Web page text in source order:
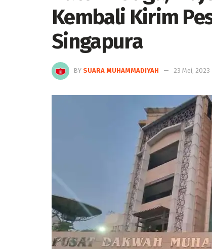
Kembali Kirim
Singapura
BY SUARA MUHAMMADIYAH 23 Mei, 2023